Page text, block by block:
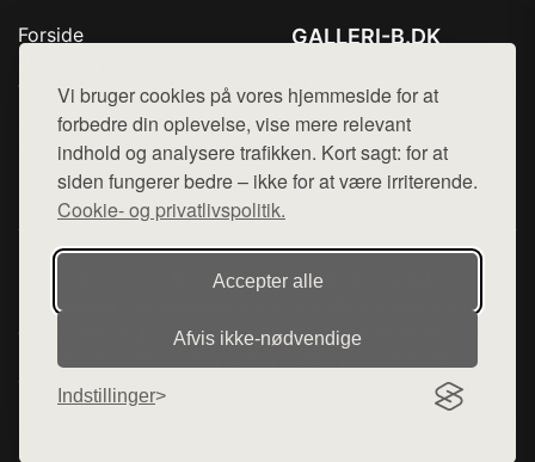
Vi bruger cookies på vores hjemmeside for at
forbedre din oplevelse, vise mere relevant
indhold og analysere trafikken. Kort sagt: for at
siden fungerer bedre – ikke for at være irriterende.
Cookie- og privatlivspolitik.
Accepter alle
Afvis ikke‑nødvendige
Indstillinger
Forside
Top Rabatter
Blog
Kontakt
GALLERI-B.DK
Mail: hej@want.dk
Cookie- og privatlivspolitik
Denne side er en del af want.dk, der udgiver en række
hjemmesider med præsentation af forskellige produkter fra
diverse webshops. Der sælges ikke varer fra denne side - vi
henviser til de shops, som sælger varen. Vi har heller ikke
varerne på lager.